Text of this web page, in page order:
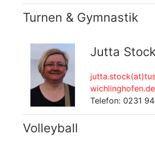
Turnen & Gymnastik
Jutta
wichlinghofen.de
Telefon: 0231
Volleyball